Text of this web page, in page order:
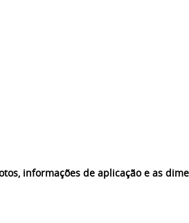
informações de aplicação e as